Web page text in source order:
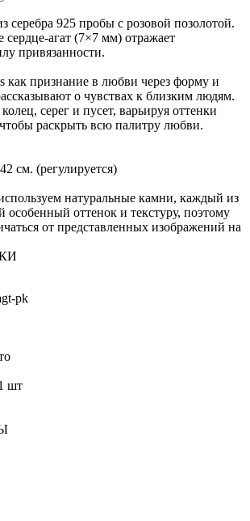
серебра 925 пробы с розовой позолотой.
сердце-агат (7×7 мм) отражает
привязанности.
как признание в любви через форму и
о чувствах к близким людям.
серег и пусет, варьируя оттенки
раскрыть всю палитру любви.
см. (регулируется)
натуральные камни, каждый из
особенный оттенок и текстуру, поэтому
от представленных изображений на
pk
шт